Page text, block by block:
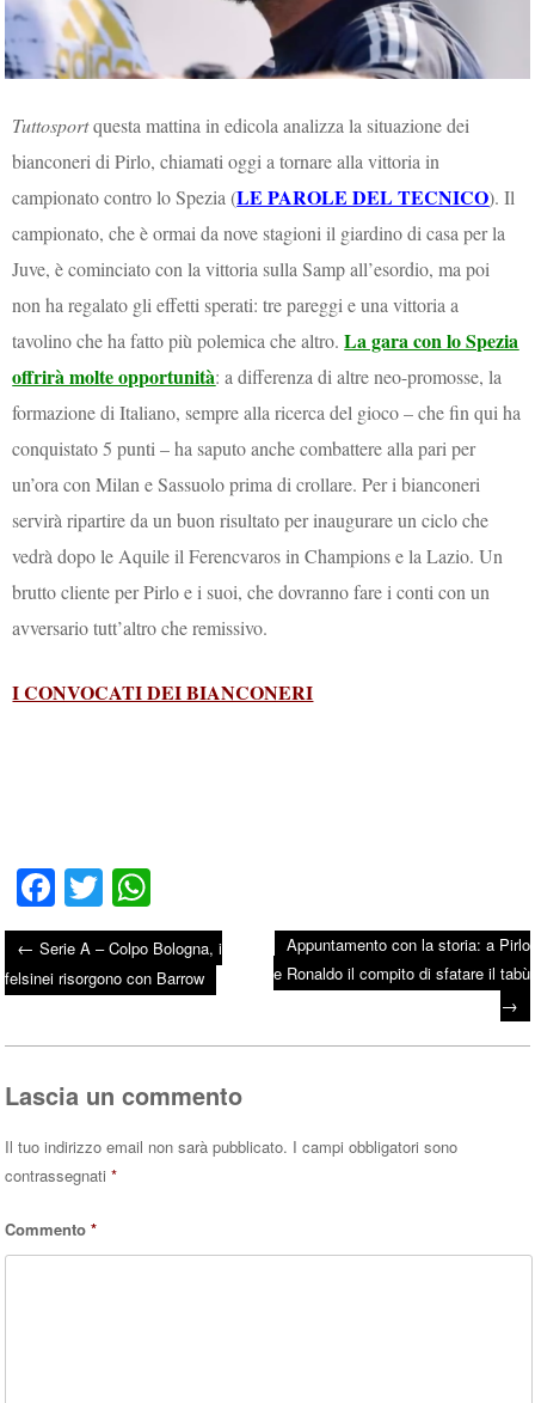
Tuttosportquesta mattina in edicola analizza la situazione dei
bianconeri di Pirlo, chiamati oggi a tornare alla vittoria in
campionato contro lo Spezia (LE PAROLE DEL TECNICO). Il
campionato, che è ormai da nove stagioni il giardino di casa per la
Juve, è cominciato con la vittoria sulla Samp all’esordio, ma poi
non ha regalato gli effetti sperati: tre pareggi e una vittoria a
tavolino che ha fatto più polemica che altro.La gara con lo Spezia
offrirà molte opportunità: a differenza di altre neo-promosse, la
formazione di Italiano, sempre alla ricerca del gioco – che fin qui ha
conquistato 5 punti – ha saputo anche combattere alla pari per
un’ora con Milan e Sassuolo prima di crollare. Per i bianconeri
servirà ripartire da un buon risultato per inaugurare un ciclo che
vedrà dopo le Aquile il Ferencvaros in Champions e la Lazio. Un
brutto cliente per Pirlo e i suoi, che dovranno fare i conti con un
avversario tutt’altro che remissivo.
I CONVOCATI DEI BIANCONERI
Fa
ce
bo
ok
T
wi
tte
r
ha
ts
A
pp
Post navigation
← Serie A – Colpo Bologna, i
felsinei risorgono con Barrow
Appuntamento con la storia: a Pirlo
e Ronaldo il compito di sfatare il tabù
→
Lascia un commento
Il tuo indirizzo email non sarà pubblicato. I campi obbligatori sono
contrassegnati*
Commento*